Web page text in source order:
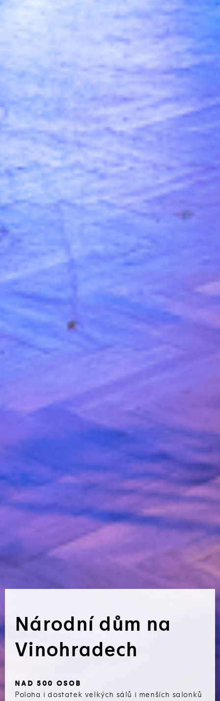
Národní dům na
Vinohradech
NAD 500 OSOB
Poloha i dostatek velkých sálů i menších salonků